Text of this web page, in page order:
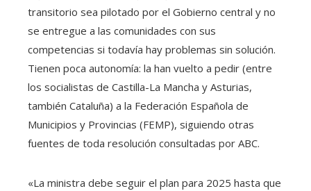
transitorio sea pilotado por el Gobierno central y no
se entregue a las comunidades con sus
competencias si todavía hay problemas sin solución.
Tienen poca autonomía: la han vuelto a pedir (entre
los socialistas de Castilla-La Mancha y Asturias,
también Cataluña) a la Federación Española de
Municipios y Provincias (FEMP), siguiendo otras
fuentes de toda resolución consultadas por ABC.
«La ministra debe seguir el plan para 2025 hasta que